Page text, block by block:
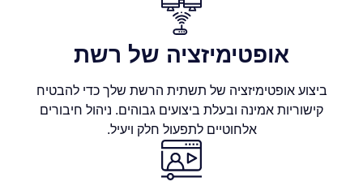
אופטימיזציה של רשת
ביצוע אופטימיזציה של תשתית הרשת שלך כדי להבטיח
קישוריות אמינה ובעלת ביצועים גבוהים. ניהול חיבורים
אלחוטיים לתפעול חלק ויעיל.